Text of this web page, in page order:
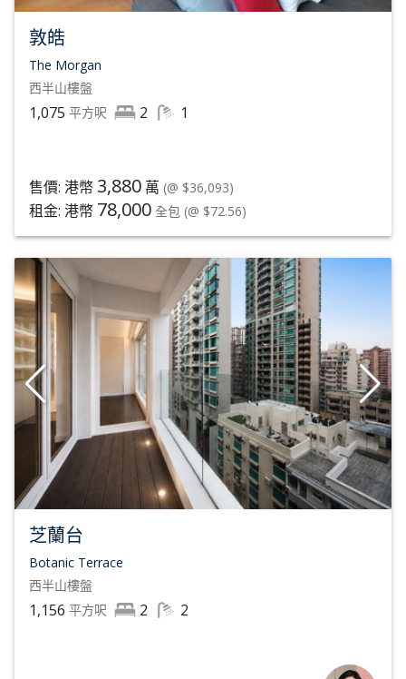
敦皓
The Morgan
西半山樓盤
1,075 平方呎 2 1
售價: 港幣 3,880 萬 (@ $36,093)
租金: 港幣 78,000 全包 (@ $72.56)
芝蘭台
Botanic Terrace
西半山樓盤
1,156 平方呎 2 2